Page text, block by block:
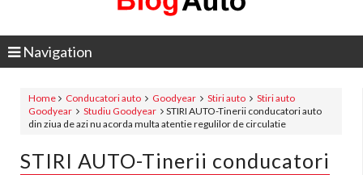
Navigation
Home Conducatori auto Goodyear Stiri auto
Stiri auto
Goodyear
Studiu Goodyear
STIRI AUTO-Tinerii conducatori auto
din ziua de azi nu acorda multa atentie regulilor de circulatie
STIRI AUTO-Tinerii conducatori